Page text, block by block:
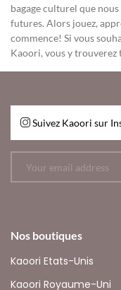
bagage culturel que
futures. Alors jouez,
commence! Si vous
Kaoori, vous y trouverez
Suivez Kaoori sur
Nos boutiques
Kaoori Etats-Unis
Kaoori Royaume-Uni